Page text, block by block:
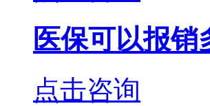
医保可以报销
点击咨询